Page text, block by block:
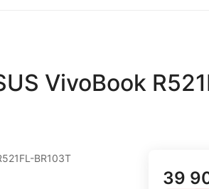
VivoBook
BR103T
39